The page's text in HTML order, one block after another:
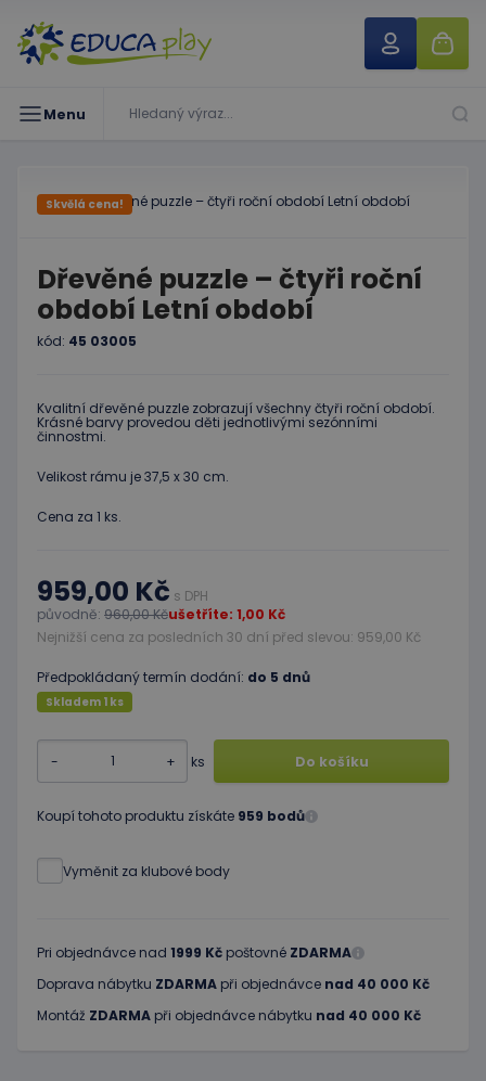
Menu
Skvělá cena!
Dřevěné puzzle – čtyři roční
období Letní období
kód: 45 03005
Kvalitní dřevěné puzzle zobrazují všechny čtyři roční období.
Krásné barvy provedou děti jednotlivými sezónními
činnostmi.
Velikost rámu je 37,5 x 30 cm.
Cena za 1 ks.
959,00 Kč s DPH
původně: 960,00 Kčušetříte: 1,00 Kč
Nejnižší cena za posledních 30 dní před slevou: 959,00 Kč
Předpokládaný termín dodání: do 5 dnů
Skladem 1 ks
- + ks Do košíku
Koupí tohoto produktu získáte 959 bodů
Vyměnit za klubové body
Pri objednávce nad 1999 Kč poštovné ZDARMA
Doprava nábytku ZDARMA při objednávce nad 40 000 Kč
Montáž ZDARMA při objednávce nábytku nad 40 000 Kč